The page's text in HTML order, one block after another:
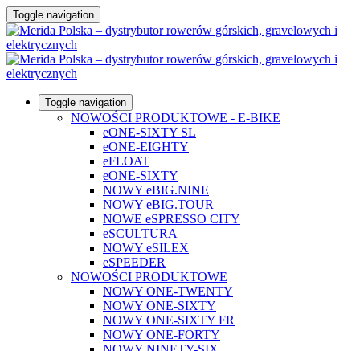
Toggle navigation
Toggle navigation
NOWOŚCI PRODUKTOWE - E-BIKE
eONE-SIXTY SL
eONE-EIGHTY
eFLOAT
eONE-SIXTY
NOWY eBIG.NINE
NOWY eBIG.TOUR
NOWE eSPRESSO CITY
eSCULTURA
NOWY eSILEX
eSPEEDER
NOWOŚCI PRODUKTOWE
NOWY ONE-TWENTY
NOWY ONE-SIXTY
NOWY ONE-SIXTY FR
NOWY ONE-FORTY